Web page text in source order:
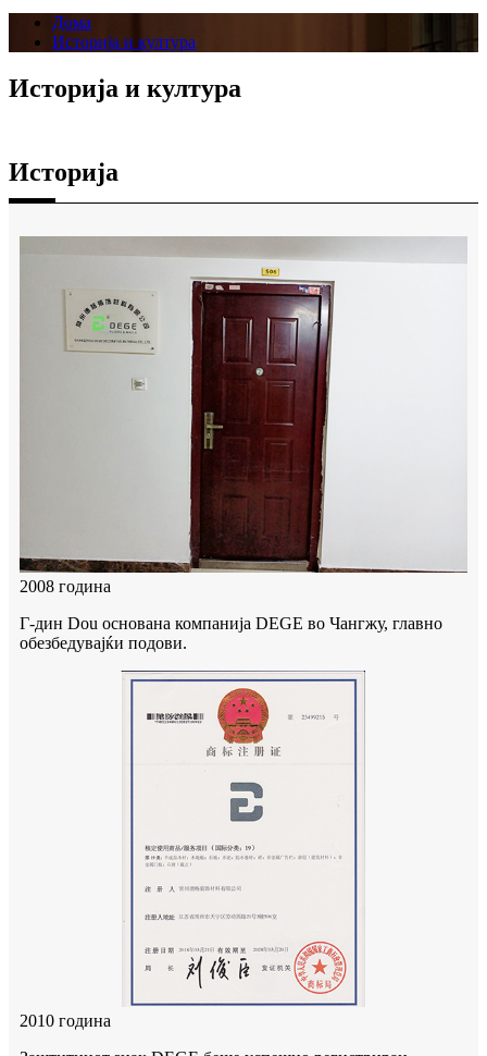
Дома
Историја и култура
Историја и култура
Историја
2008 година
Г-дин Dou основана компанија DEGE во Чангжу, главно
обезбедувајќи подови.
2010 година